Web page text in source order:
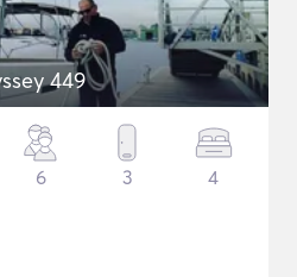
449
6 3 4